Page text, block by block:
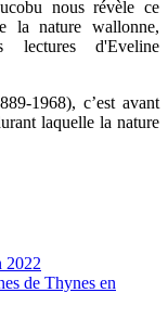
nous révèle ce
la nature wallonne,
lectures d'Eveline
1968), c’est avant
laquelle la nature
2022
de Thynes en